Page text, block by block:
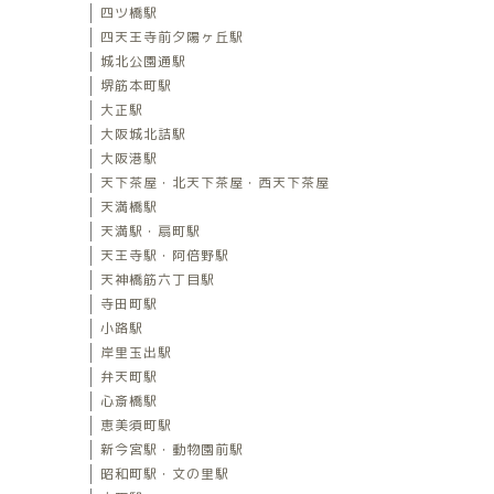
四ツ橋駅
四天王寺前夕陽ヶ丘駅
城北公園通駅
堺筋本町駅
大正駅
大阪城北詰駅
大阪港駅
天下茶屋・北天下茶屋・西天下茶屋
天満橋駅
天満駅・扇町駅
天王寺駅・阿倍野駅
天神橋筋六丁目駅
寺田町駅
小路駅
岸里玉出駅
弁天町駅
心斎橋駅
恵美須町駅
新今宮駅・動物園前駅
昭和町駅・文の里駅